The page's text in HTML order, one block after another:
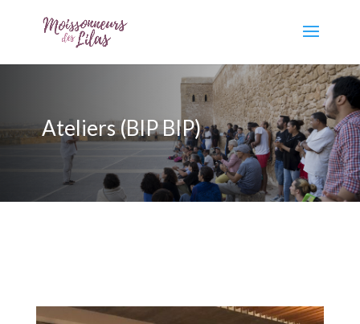
Ateliers (BIP BIP)